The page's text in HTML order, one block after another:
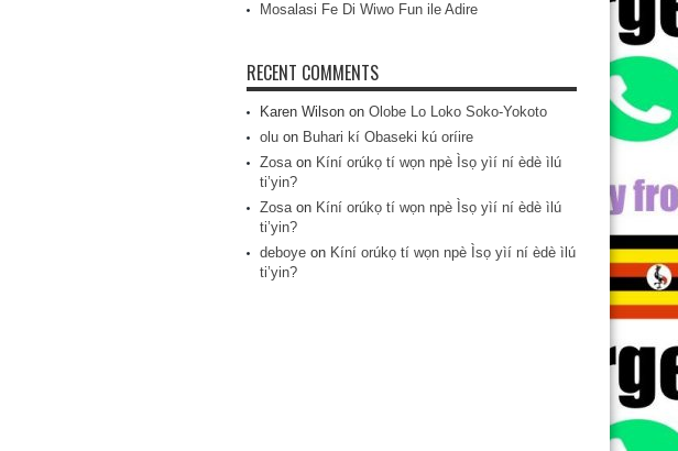
Mosalasi Fe Di Wiwo Fun ile Adire
RECENT COMMENTS
Karen Wilson on Olobe Lo Loko Soko-Yokoto
olu on Buhari kí Obaseki kú oríire
Zosaon Kíní orúkọ tí wọn npè Ìsọ yìí ní èdè ìlú
ti’yin?
Zosaon Kíní orúkọ tí wọn npè Ìsọ yìí ní èdè ìlú
ti’yin?
deboye on Kíní orúkọ tí wọn npè Ìsọ yìí ní èdè ìlú
ti’yin?